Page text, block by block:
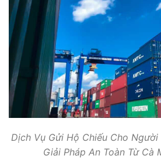
Dịch Vụ Gửi Hộ Chiếu Cho Người
Giải Pháp An Toàn Từ Cà